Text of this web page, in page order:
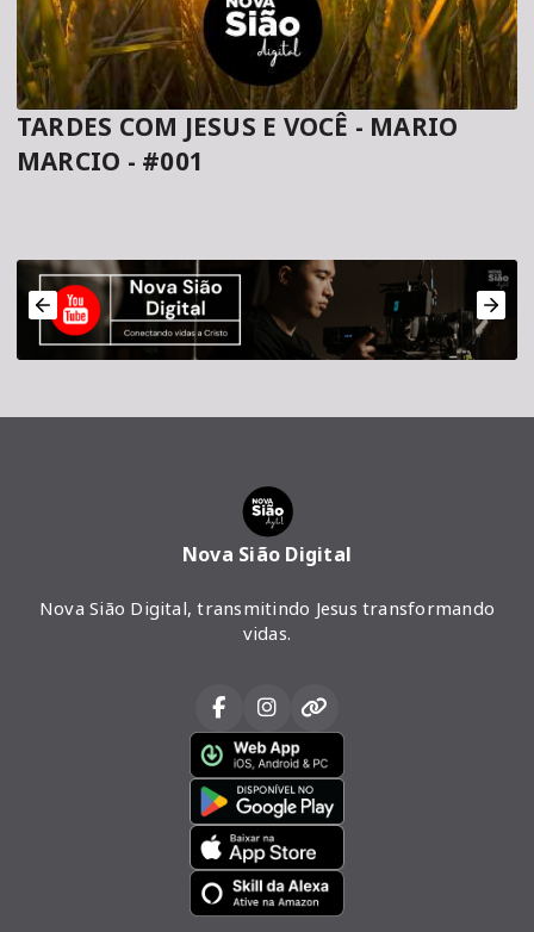
TARDES COM JESUS E VOCÊ - MARIO
MARCIO - #001
Nova Sião Digital
Nova Sião Digital, transmitindo Jesus transformando
vidas.